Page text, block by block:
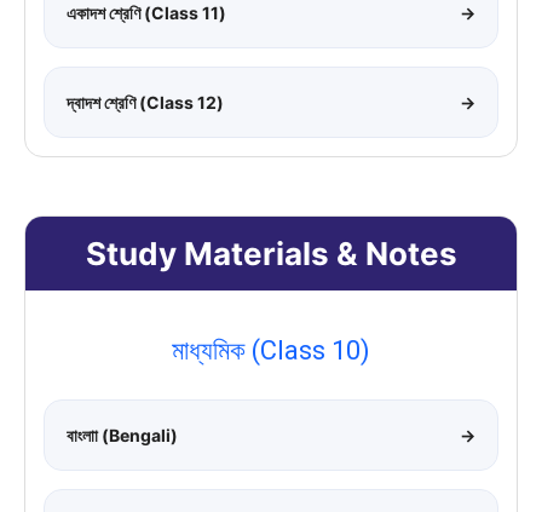
একাদশ শ্রেণি (Class 11) →
দ্বাদশ শ্রেণি (Class 12) →
Study Materials & Notes
মাধ্যমিক (Class 10)
বাংলাা (Bengali) →